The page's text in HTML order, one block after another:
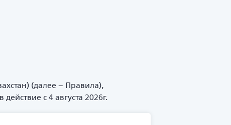
(далее – Правила),
с 4 августа 2026г.